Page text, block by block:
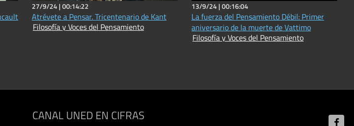
27/9/24 |00:14:22
Atrévete a Pensar. Tricentenario de Kant
Filosofía y Voces del Pensamiento
13/9/24 |00:16:04
La fuerza del Pensamiento Débil: Primer
aniversario de la muerte de Vattimo
Filosofía y Voces del Pensamiento
CANAL UNED EN CIFRAS